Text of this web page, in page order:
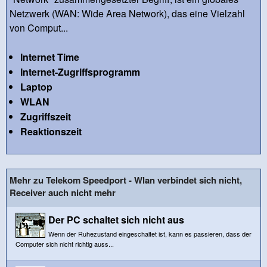
Netzwerk (WAN: Wide Area Network), das eine Vielzahl
von Comput...
Internet Time
Internet-Zugriffsprogramm
Laptop
WLAN
Zugriffszeit
Reaktionszeit
Mehr zu Telekom Speedport - Wlan verbindet sich nicht,
Receiver auch nicht mehr
Der PC schaltet sich nicht aus
Wenn der Ruhezustand eingeschaltet ist, kann es passieren, dass der
Computer sich nicht richtig auss...